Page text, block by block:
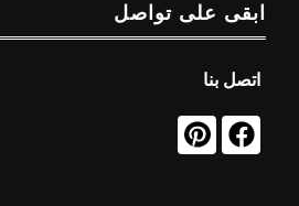
ابقى على تواصل
اتصل بنا